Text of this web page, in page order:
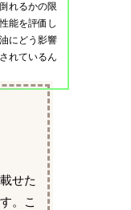
れるかの限
能を評価し
にどう影響
れているん
せた
。こ